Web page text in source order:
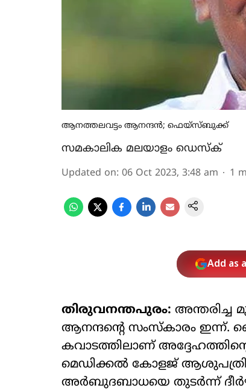
ആനത്തലവട്ടം ആനന്ദൻ; ഫെയ്‌സ്‌ബുക്ക്
സമകാലിക മലയാളം ഡെസ്ക്
Updated on: 06 Oct 2023, 3:48 am 1
Add as
തിരുവനന്തപുരം: അന്തരിച്ച
ആനന്ദന്റെ സംസ്‌കാരം ഇന്ന്.
കവാടത്തിലാണ്
മെഡിക്കല്‍ കോളജ്
അര്‍ബുദബാധയെ തുടര്‍ന്ന്